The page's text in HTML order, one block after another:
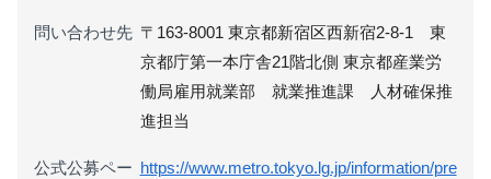
問い合わせ先 〒163-8001 東京都新宿区西新宿2-8-1 東
京都庁第一本庁舎21階北側 東京都産業労
働局雇用就業部 就業推進課 人材確保推
進担当
公式公募ペー https://www.metro.tokyo.lg.jp/information/pre